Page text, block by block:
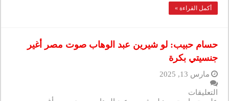
أكمل القراءة »
حسام حبيب: لو شيرين عبد الوهاب صوت مصر أغير
جنسيتي بكرة
مارس 13, 2025
التعليقات